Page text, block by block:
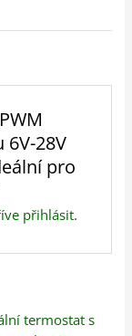
28V
pro
přihlásit.